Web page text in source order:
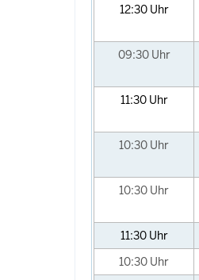
12:30 Uhr
09:30 Uhr
11:30 Uhr
10:30 Uhr
10:30 Uhr
11:30 Uhr
10:30 Uhr